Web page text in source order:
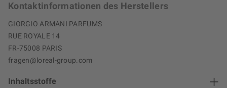
Kontaktinformationen des Herstellers
GIORGIO ARMANI PARFUMS
RUE ROYALE 14
FR-75008 PARIS
fragen@loreal-group.com
Inhaltsstoffe